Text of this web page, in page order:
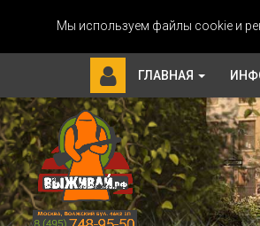
Мы используем файлы cookie и
ГЛАВНАЯ